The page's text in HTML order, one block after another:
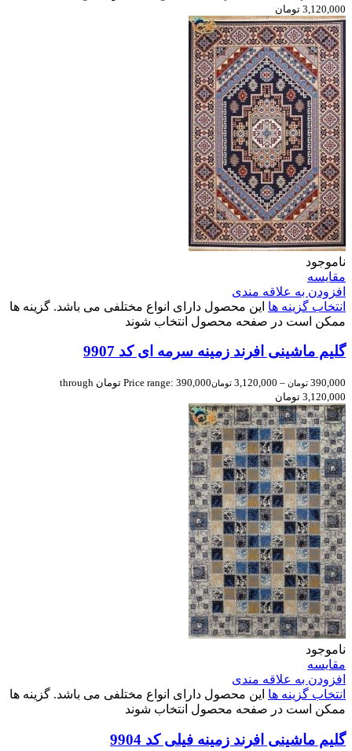
3,120,000 تومان
ناموجود
مقایسه
افزودن به علاقه مندی
انتخاب گزینه ها این محصول دارای انواع مختلفی می باشد. گزینه ها
ممکن است در صفحه محصول انتخاب شوند
گلیم ماشینی افرند زمینه سرمه ای کد 9907
390,000 تومان –
3,120,000 تومان
Price range: 390,000 تومان through
3,120,000 تومان
ناموجود
مقایسه
افزودن به علاقه مندی
انتخاب گزینه ها این محصول دارای انواع مختلفی می باشد. گزینه ها
ممکن است در صفحه محصول انتخاب شوند
گلیم ماشینی افرند زمینه فیلی کد 9904